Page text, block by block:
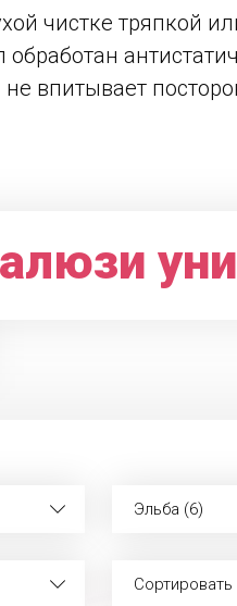
чистке тряпкой
впитывает
уни
Эльба (6)